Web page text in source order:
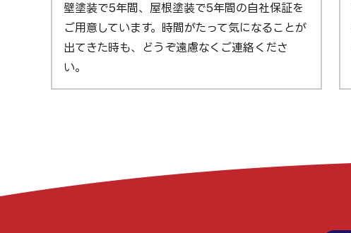
壁塗装で5年間、屋根塗装で5年間の自社保証を
ご用意しています。時間がたって気になることが
出てきた時も、どうぞ遠慮なくご連絡くださ
い。